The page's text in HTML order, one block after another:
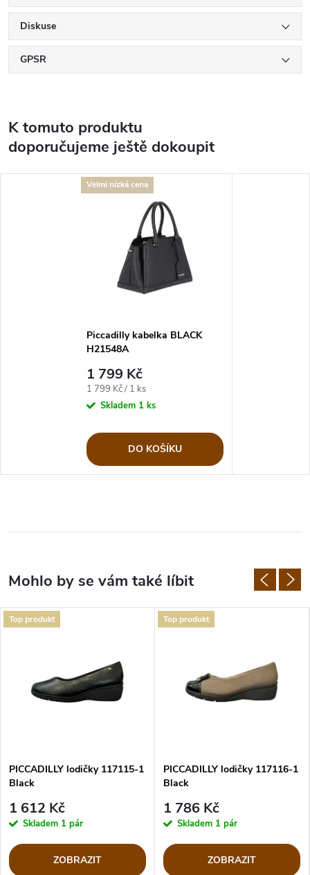
Diskuse
GPSR
K tomuto produktu
doporučujeme ještě dokoupit
Velmi nízká cena
Piccadilly kabelka BLACK
H21548A
1 799 Kč
Měrná
cena:
1 799 Kč / 1 ks
Skladem 1 ks
DO KOŠÍKU
Top produkt
PICCADILLY lodičky 117115-1
Black
1 612 Kč
Skladem 1 pár
ZOBRAZIT
Top produkt
PICCADILLY lodičky 117116-1
Black
1 786 Kč
Skladem 1 pár
ZOBRAZIT